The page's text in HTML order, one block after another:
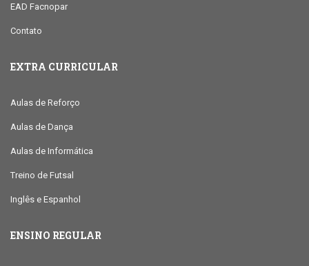
EAD Facnopar
Contato
EXTRA CURRICULAR
Aulas de Reforço
Aulas de Dança
Aulas de Informática
Treino de Futsal
Inglês e Espanhol
ENSINO REGULAR